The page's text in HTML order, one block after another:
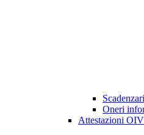
Oneri
Attestazioni